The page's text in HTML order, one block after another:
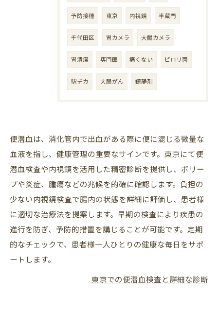
予防接種 東京 内視鏡 半蔵門
千代田区 胃カメラ 大腸カメラ
胃潰瘍 専門医 痛くない ピロリ菌
駅チカ 大腸がん 鎮静剤
便潜血は、消化管内で出血がある際に便に混じる微量な
血液を指し、健康管理の重要なサインです。東京にて便
潜血検査や内視鏡を活用した精密診断を提供し、ポリー
プや炎症、腫瘍などの兆候を的確に確認します。負担の
少ない内視鏡検査で腸内の状態を詳細に評価し、患者様
に適切な治療法を提案します。早期の検査により疾患の
進行を防ぎ、予防的措置を講じることが可能です。定期
的なチェックで、患者様一人ひとりの健康な毎日をサポ
ートします。
東京での便潜血検査と詳細な診断